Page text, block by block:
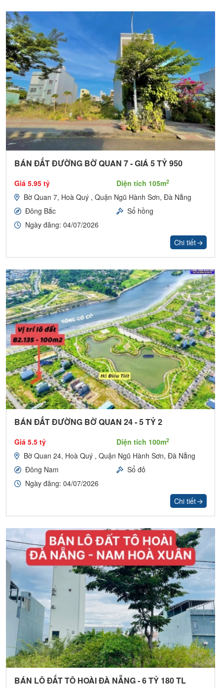
BÁN ĐẤT ĐƯỜNG BỜ QUAN 7 - GIÁ 5 TỶ 950
Giá 5.95 tỷ Diện tích 105m2
Bờ Quan 7, Hoà Quý , Quận Ngũ Hành Sơn, Đà Nẵng
Đông Bắc
Sổ hồng
Ngày đăng: 04/07/2026
Chi tiết
BÁN ĐẤT ĐƯỜNG BỜ QUAN 24 - 5 TỶ 2
Giá 5.5 tỷ Diện tích 100m2
Bờ Quan 24, Hoà Quý , Quận Ngũ Hành Sơn, Đà Nẵng
Đông Nam
Sổ đỏ
Ngày đăng: 04/07/2026
Chi tiết
BÁN LÔ ĐẤT TÔ HOÀI ĐÀ NẴNG - 6 TỶ 180 TL